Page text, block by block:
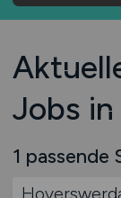
Jobs
1 passende